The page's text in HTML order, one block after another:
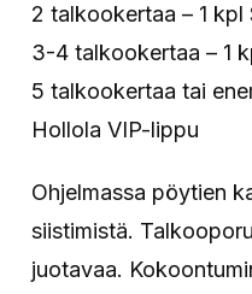
2 talkookertaa – 1
3-4 talkookertaa – 1
5 talkookertaa tai
Hollola VIP-lippu
Ohjelmassa pöytien
siistimistä.
juotavaa.